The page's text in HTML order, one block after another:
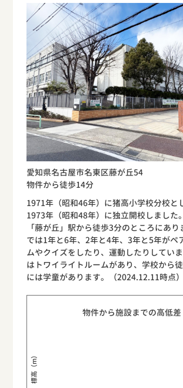
愛知県名古屋市名東区藤が丘54
物件から徒歩14分
1971年（昭和46年）に猪高小学校分校と
1973年（昭和48年）に独立開校しました
「藤が丘」駅から徒歩3分のところにあ
では1年と6年、2年と4年、3年と5年がペ
ムやクイズをしたり、運動したりしてい
はトワイライトルームがあり、学校から
には学童があります。（2024.12.11時点）
物件から施設までの高低差
標高（m）